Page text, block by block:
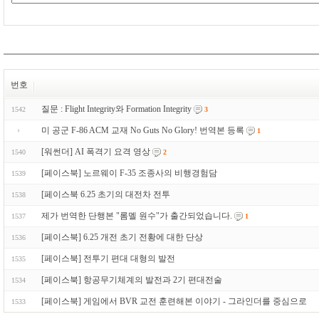
번호
1542 질문 : Flight Integrity와 Formation Integrity 3
미 공군 F-86 ACM 교재 No Guts No Glory! 번역본 등록 1
1540 [워썬더] AI 폭격기 요격 영상 2
1539 [페이스북] 노르웨이 F-35 조종사의 비행경험담
1538 [페이스북 6.25 초기의 대전차 전투
1537 제가 번역한 단행본 "롬멜 원수"가 출간되었습니다. 1
1536 [페이스북] 6.25 개전 초기 전황에 대한 단상
1535 [페이스북] 전투기 편대 대형의 발전
1534 [페이스북] 항공무기체계의 발전과 2기 편대전술
1533 [페이스북] 게임에서 BVR 교전 훈련해본 이야기 - 그라인더를 중심으로